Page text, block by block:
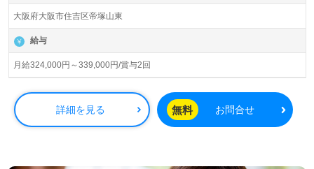
会社エクセレントシステム（本社：徳島県徳島市、関東支
社：神奈川県川崎市、関西支社：京都府京都市）様の運営
です。従業員数2,050名以上、徳島県、広島県、岡山市、
兵庫県、大阪府、京都府、愛知県、神奈川県、東京都を中
心に100拠点以上の介護付き有料老人ホーム、グループホ
ーム、看護小規模多機能型居宅介護、訪問看護/介護、デイ
サービス、サービス付き高齢者向け住宅、居宅介護支援、
障がい者福祉サービス事業を展開されています。
大阪府大阪市住吉区帝塚山東
給与
月給324,000円～339,000円/賞与2回
詳細を見る 無料 お問合せ